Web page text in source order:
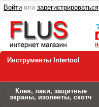
Войти или зарегистрироваться
Инструменты Intertool
Клея, лаки, защитные
экраны, изоленты, скотч